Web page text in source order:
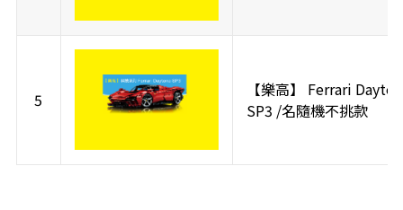
5
【樂高】 Ferrari
SP3 /名隨機不挑款